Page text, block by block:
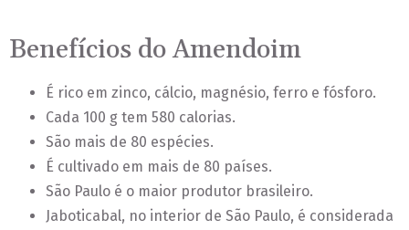
Benefícios do Amendoim
É rico em zinco, cálcio, magnésio, ferro e fósforo.
Cada 100 g tem 580 calorias.
São mais de 80 espécies.
É cultivado em mais de 80 países.
São Paulo é o maior produtor brasileiro.
Jaboticabal, no interior de São Paulo, é considerada